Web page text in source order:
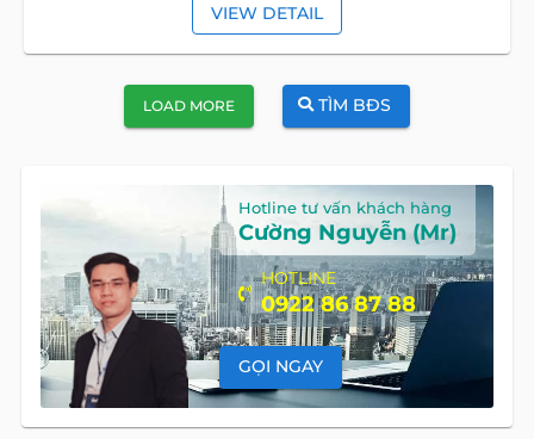
VIEW DETAIL
LOAD MORE TÌM BĐS
Hotline tư vấn khách hàng
Cường Nguyễn (Mr)
HOTLINE
0922 86 87 88
GỌI NGAY